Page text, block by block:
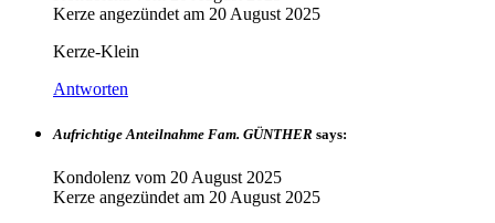
Kerze angezündet am 20 August 2025
Kerze-Klein
Antworten
Aufrichtige Anteilnahme Fam. GÜNTHER says:
Kondolenz vom 20 August 2025
Kerze angezündet am 20 August 2025